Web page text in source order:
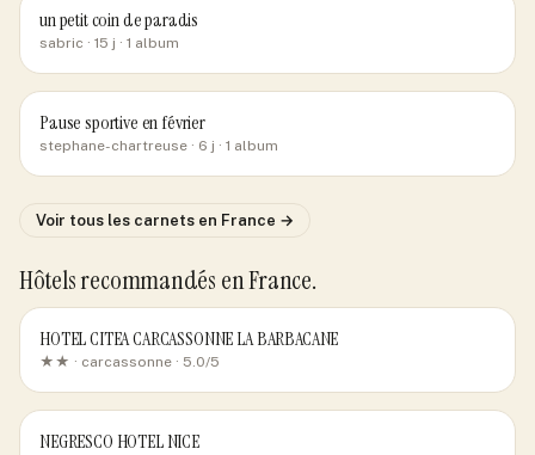
un petit coin de paradis
sabric · 15 j · 1 album
Pause sportive en février
stephane-chartreuse · 6 j · 1 album
Voir tous les carnets en France →
Hôtels recommandés en France.
HOTEL CITEA CARCASSONNE LA BARBACANE
★★ · carcassonne · 5.0/5
NEGRESCO HOTEL NICE